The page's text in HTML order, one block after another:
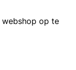
webshop op te